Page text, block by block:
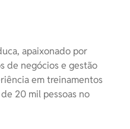
apaixonado por
de negócios e gestão
em treinamentos
20 mil pessoas no